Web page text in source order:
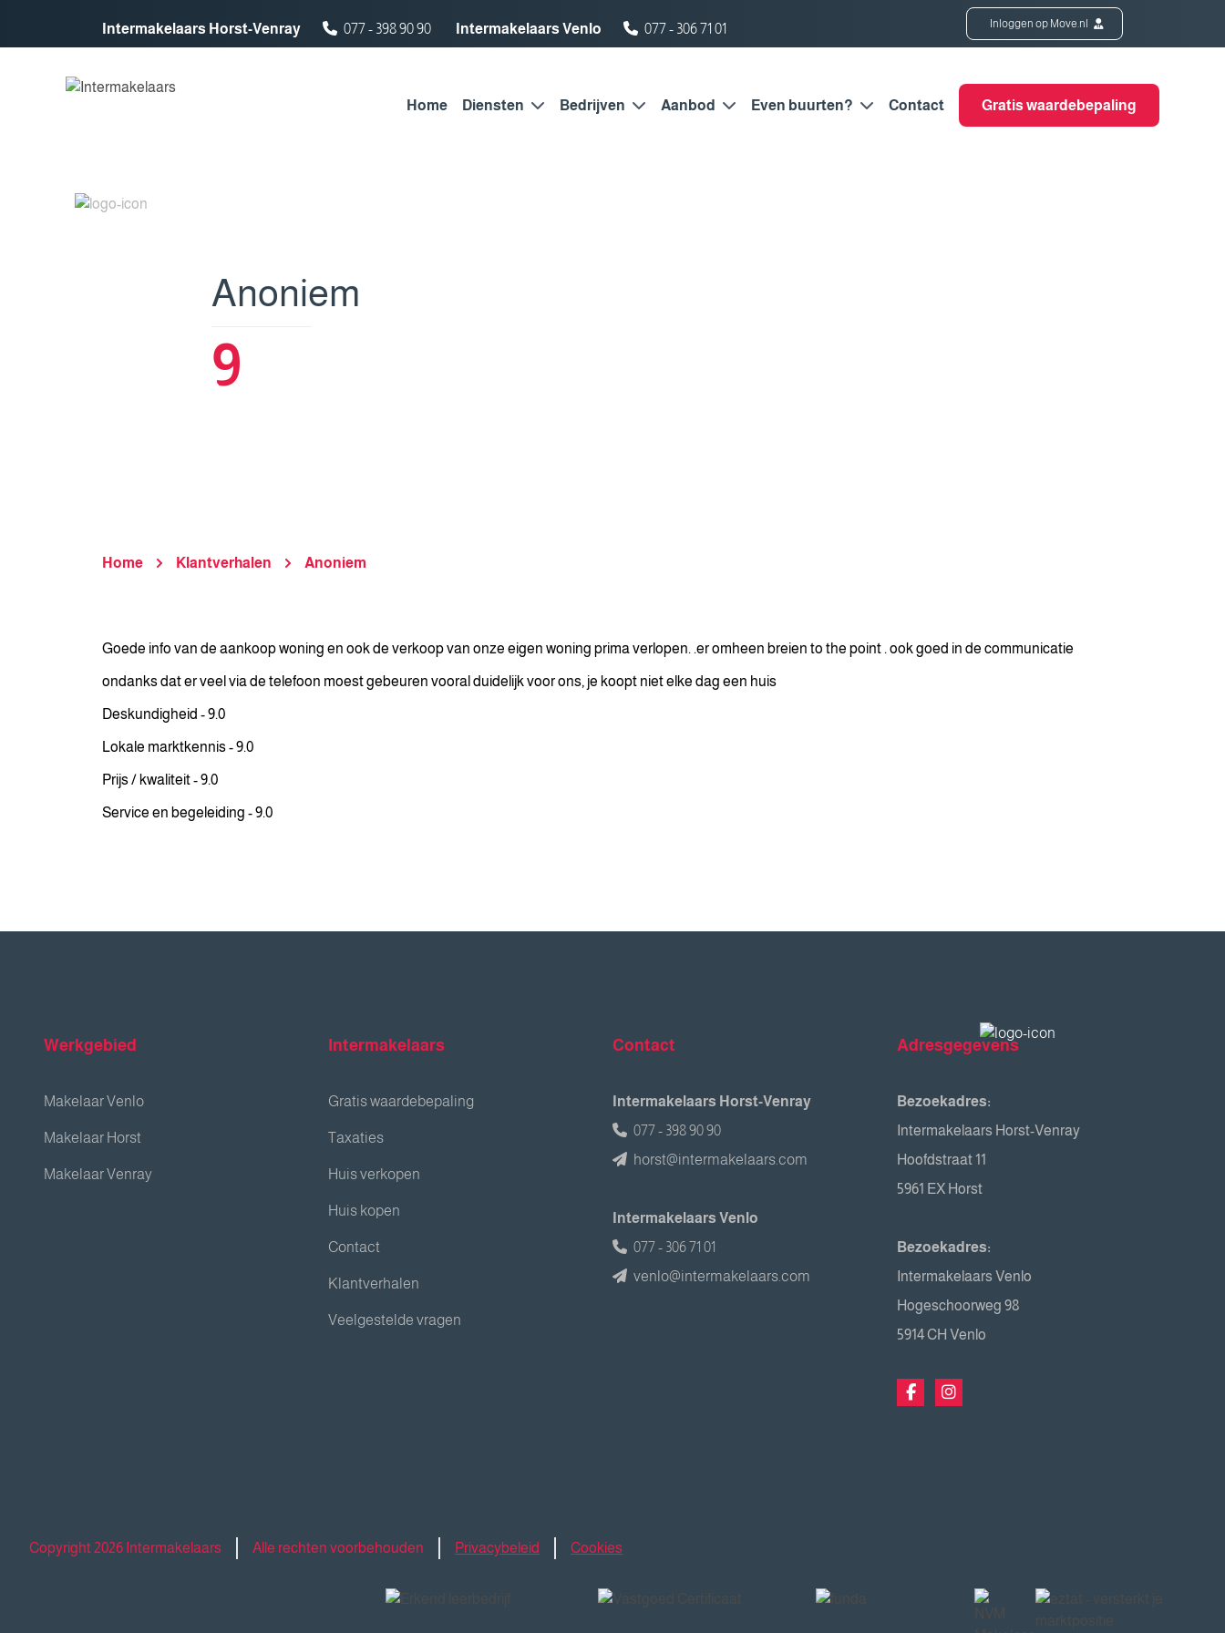
Intermakelaars Horst-Venray
077 - 398 90 90 Intermakelaars Venlo 077 - 306 71 01 Inloggen op Move.nl
Home Diensten Bedrijven Aanbod Even buurten? Contact Gratis waardebepaling
Anoniem
9
Home Klantverhalen Anoniem
Goede info van de aankoop woning en ook de verkoop van onze eigen woning prima verlopen. .er omheen breien to the point . ook goed in de communicatie
ondanks dat er veel via de telefoon moest gebeuren vooral duidelijk voor ons, je koopt niet elke dag een huis
Deskundigheid - 9.0
Lokale marktkennis - 9.0
Prijs / kwaliteit - 9.0
Service en begeleiding - 9.0
Werkgebied
Makelaar Venlo
Makelaar Horst
Makelaar Venray
Intermakelaars
Gratis waardebepaling
Taxaties
Huis verkopen
Huis kopen
Contact
Klantverhalen
Veelgestelde vragen
Contact
Intermakelaars Horst-Venray
077 - 398 90 90
horst@intermakelaars.com
Intermakelaars Venlo
077 - 306 71 01
venlo@intermakelaars.com
Adresgegevens
Bezoekadres:
Intermakelaars Horst-Venray
Hoofdstraat 11
5961 EX Horst
Bezoekadres:
Intermakelaars Venlo
Hogeschoorweg 98
5914 CH Venlo
Copyright 2026 Intermakelaars Alle rechten voorbehouden Privacybeleid Cookies